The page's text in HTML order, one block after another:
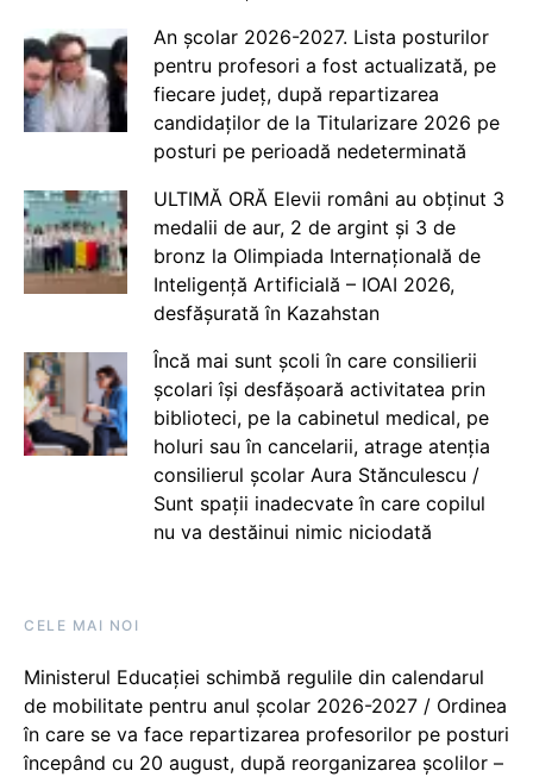
An școlar 2026-2027. Lista posturilor
pentru profesori a fost actualizată, pe
fiecare județ, după repartizarea
candidaților de la Titularizare 2026 pe
posturi pe perioadă nedeterminată
ULTIMĂ ORĂ Elevii români au obținut 3
medalii de aur, 2 de argint și 3 de
bronz la Olimpiada Internațională de
Inteligență Artificială – IOAI 2026,
desfășurată în Kazahstan
Încă mai sunt școli în care consilierii
școlari își desfășoară activitatea prin
biblioteci, pe la cabinetul medical, pe
holuri sau în cancelarii, atrage atenția
consilierul școlar Aura Stănculescu /
Sunt spații inadecvate în care copilul
nu va destăinui nimic niciodată
CELE MAI NOI
Ministerul Educației schimbă regulile din calendarul
de mobilitate pentru anul școlar 2026-2027 / Ordinea
în care se va face repartizarea profesorilor pe posturi
începând cu 20 august, după reorganizarea școlilor –